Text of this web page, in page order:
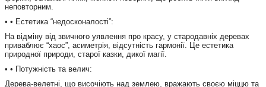
неповторним.
• • Естетика “недосконалості”:
На відміну від звичного уявлення про красу, у стародавніх деревах
приваблює “хаос”, асиметрія, відсутність гармонії. Це естетика
природної природи, старої казки, дикої магії.
• • Потужність та велич:
Дерева-велетні, що височіють над землею, вражають своєю міццю та